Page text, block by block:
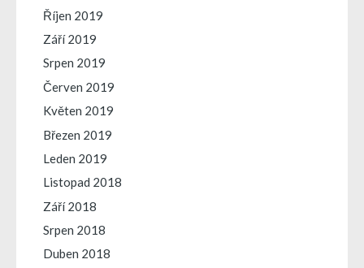
Říjen 2019
Září 2019
Srpen 2019
Červen 2019
Květen 2019
Březen 2019
Leden 2019
Listopad 2018
Září 2018
Srpen 2018
Duben 2018